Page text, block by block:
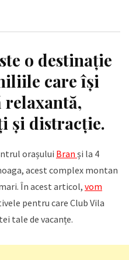
o destinație
care își
relaxantă,
și distracție.
orașului Bran și la 4
acest complex montan
În acest articol,vom
pentru care Club Vila
tale de vacanțe.